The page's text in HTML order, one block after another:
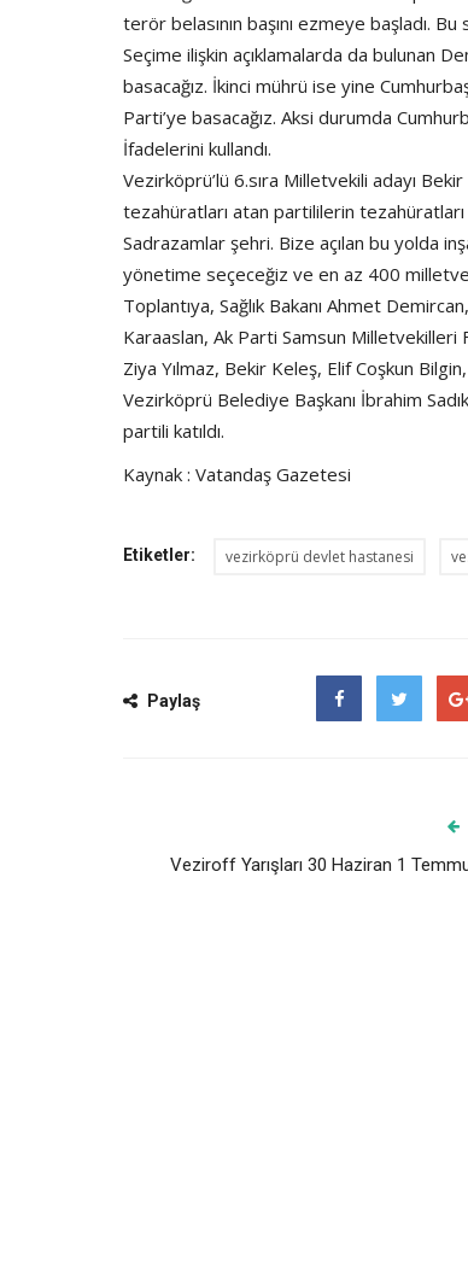
terör belasının başını ezmeye başladı. Bu
Seçime ilişkin açıklamalarda da bulunan
basacağız. İkinci mührü ise yine
Parti’ye basacağız. Aksi durumda
İfadelerini kullandı.
Vezirköprü’lü 6.sıra Milletvekili adayı Bekir
tezahüratları atan partililerin
Sadrazamlar şehri. Bize açılan bu yolda
yönetime seçeceğiz ve en az 400
Toplantıya, Sağlık Bakanı Ahmet
Karaaslan, Ak Parti Samsun Milletvekilleri
Ziya Yılmaz, Bekir Keleş, Elif Coşkun
Vezirköprü Belediye Başkanı İbrahim
partili katıldı.
Kaynak : Vatandaş Gazetesi
Etiketler: vezirköprü devlet hastanesi
Paylaş
Veziroff Yarışları 30 Haziran 1